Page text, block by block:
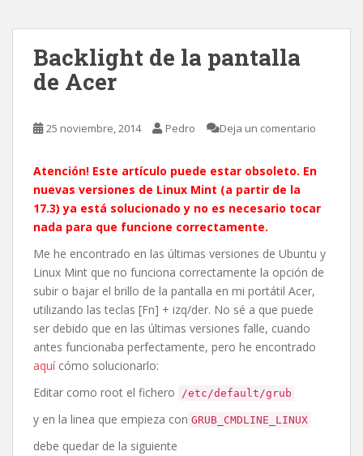
Backlight de la pantalla
de Acer
25 noviembre, 2014 Pedro Deja un comentario
Atención! Este artículo puede estar obsoleto. En
nuevas versiones de Linux Mint (a partir de la
17.3) ya está solucionado y no es necesario tocar
nada para que funcione correctamente.
Me he encontrado en las últimas versiones de Ubuntu y
Linux Mint que no funciona correctamente la opción de
subir o bajar el brillo de la pantalla en mi portátil Acer,
utilizando las teclas [Fn] + izq/der. No sé a que puede
ser debido que en las últimas versiones falle, cuando
antes funcionaba perfectamente, pero he encontrado
aquícómo solucionarlo:
Editar como root el fichero
/etc/default/grub
y en la linea que empieza con GRUB_CMDLINE_LINUX
debe quedar de la siguiente